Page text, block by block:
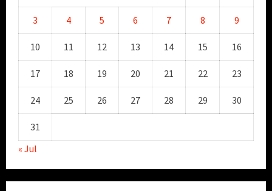
3 4 5 6 7 8 9
10 11 12 13 14 15 16
17 18 19 20 21 22 23
24 25 26 27 28 29 30
31
« Jul